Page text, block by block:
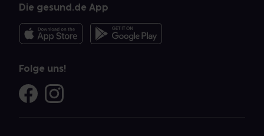
Die gesund.de App
Folge uns!